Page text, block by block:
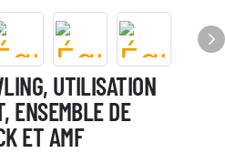
UTILISATION
ENSEMBLE DE
ET AMF